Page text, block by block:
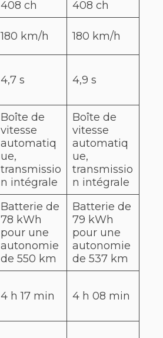
408 ch
408 ch
180 km/h 180 km/h
4,7 s 4,9 s
Boîte de
vitesse
automatiq
ue,
transmissio
n intégrale
Boîte de
vitesse
automatiq
ue,
transmissio
n intégrale
Batterie de
78 kWh
pour une
autonomie
de 550 km
Batterie de
79 kWh
pour une
autonomie
de 537 km
4 h 17 min 4 h 08 min